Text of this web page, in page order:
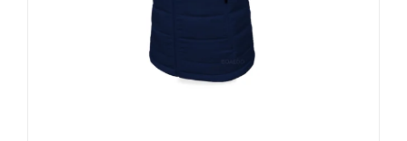
Klubaftalesider – Find din klub